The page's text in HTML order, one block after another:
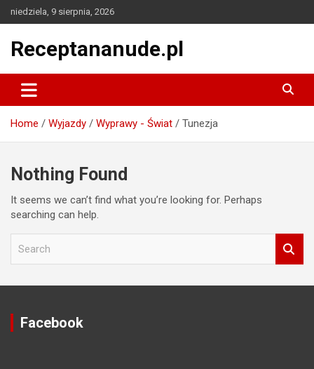
Skip
to
niedziela, 9 sierpnia, 2026
Receptananude.pl
Home Wyjazdy Wyprawy - Świat Tunezja
Nothing Found
It seems we can’t find what you’re looking for. Perhaps
searching can help.
r
h
Facebook